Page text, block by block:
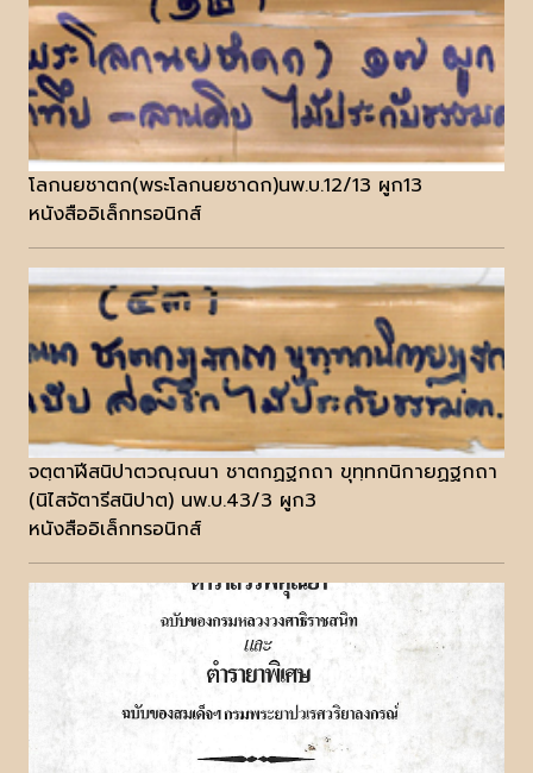
โลกนยชาตก(พระโลกนยชาดก)นพ.บ.12/13 ผูก13
หนังสืออิเล็กทรอนิกส์
จตฺตาฬีสนิปาตวณฺณนา ชาตกฏฐกถา ขุทฺทกนิกายฏฐกถา
(นิไสจัตารีสนิปาต) นพ.บ.43/3 ผูก3
หนังสืออิเล็กทรอนิกส์